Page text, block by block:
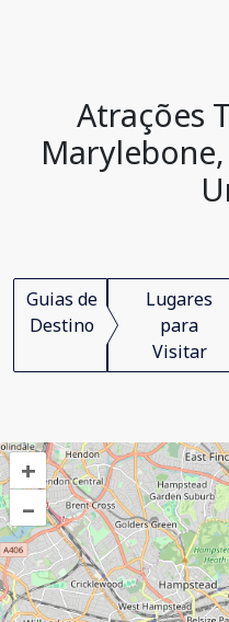
Atrações
Guias de
Destino
Lugares
para
Visitar
+
–